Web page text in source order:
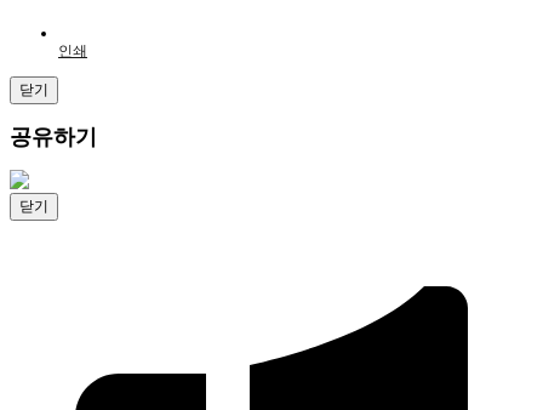
인쇄
닫기
공유하기
닫기